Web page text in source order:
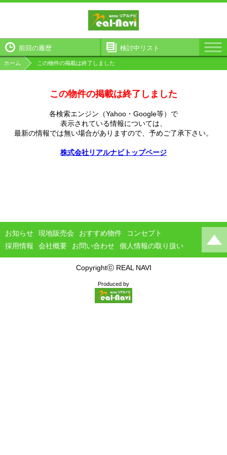
前回の履歴 検討中リスト
ホーム この物件の掲載は終了しました
この物件の掲載は終了しました
各検索エンジン（Yahoo・Google等）で
表示されている情報については、
最新の情報では無い場合がありますので、 予めご了承下さい。
株式会社リアルナビトップページ
お知らせ 現地販売会 おすすめ物件
コンセプト
採用情報
会社概要 お問い合わせ 個人情報の取り扱い
Copyrightⓒ REAL NAVI
Produced by